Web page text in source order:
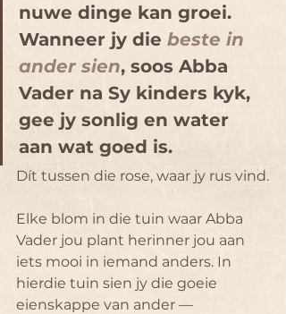
nuwe dinge kan groei.
Wanneer jy die beste in
ander sien, soos Abba
Vader na Sy kinders kyk,
gee jy sonlig en water
aan wat goed is.
Dít tussen die rose, waar jy rus vind.
Elke blom in die tuin waar Abba
Vader jou plant herinner jou aan
iets mooi in iemand anders. In
hierdie tuin sien jy die goeie
eienskappe van ander —